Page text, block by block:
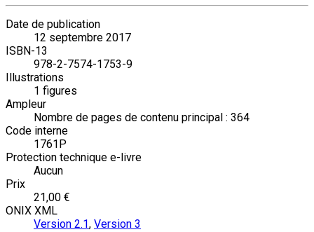
Date de publication
12 septembre 2017
ISBN-13
978-2-7574-1753-9
Illustrations
1 figures
Ampleur
Nombre de pages de contenu principal : 364
Code interne
1761P
Protection technique e-livre
Aucun
Prix
21,00 €
ONIX XML
Version 2.1, Version 3